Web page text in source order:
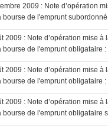
2009 : Note d’opération
de l'emprunt
2009 : Note d’opération mise
de l'emprunt obligataire
2009 : Note d’opération mise
de l'emprunt obligataire :
2009 : Note d’opération mise
de l'emprunt obligataire